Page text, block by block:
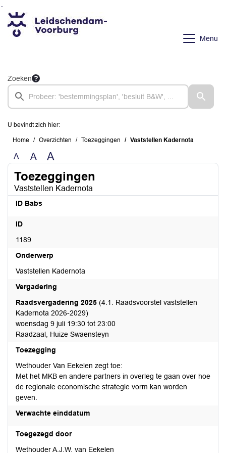
Ga naar de inhoud van deze pagina
Ga naar het zoeken
Ga naar het menu
Menu
Zoeken
U bevindt zich hier:
Home Overzichten Toezeggingen Vaststellen Kadernota
A A A
Toezeggingen
Vaststellen Kadernota
ID Babs
ID
1189
Onderwerp
Vaststellen Kadernota
Vergadering
Raadsvergadering 2025 (4.1. Raadsvoorstel vaststellen
Kadernota 2026-2029)
woensdag 9 juli 19:30 tot 23:00
Raadzaal, Huize Swaensteyn
Toezegging
Wethouder Van Eekelen zegt toe:
Met het MKB en andere partners in overleg te gaan over hoe
de regionale economische strategie vorm kan worden
geven.
Verwachte einddatum
Toegezegd door
Wethouder A.J.W. van Eekelen